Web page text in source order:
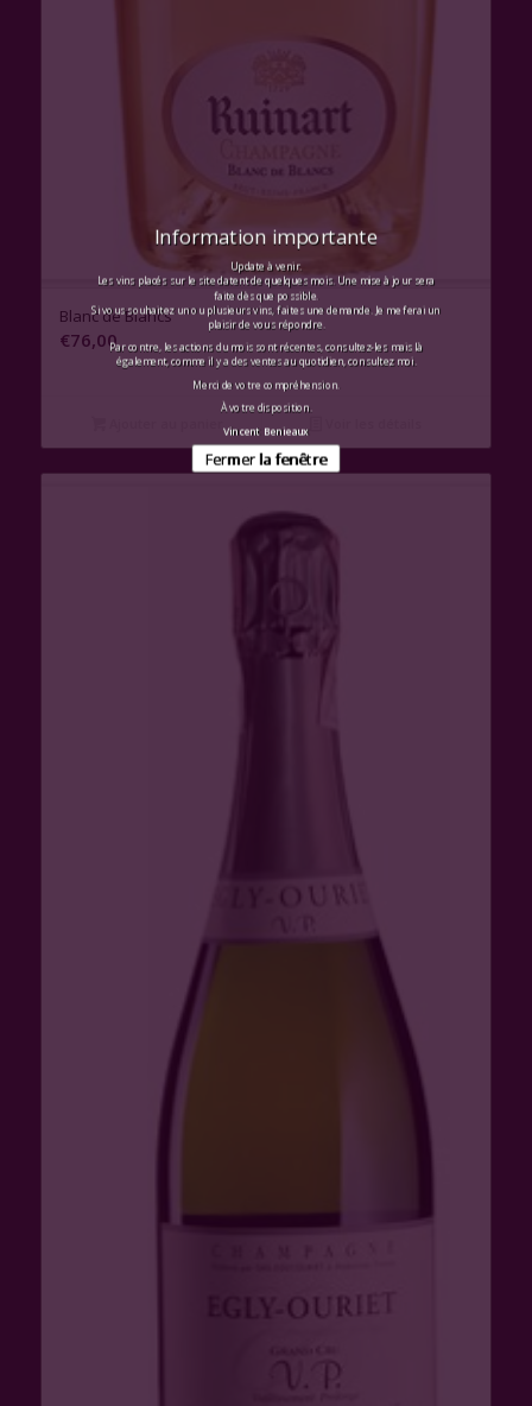
Blanc de Blancs
€76,00
Information importante
Update à venir.
Les vins placés sur le site datent de quelques mois. Une mise à jour sera
faite dès que possible.
Si vous souhaitez un ou plusieurs vins, faites une demande. Je me ferai un
plaisir de vous répondre.
Par contre, les actions du mois sont récentes, consultez-les mais là
également, comme il y a des ventes au quotidien, consultez moi.
Merci de votre compréhension.
À votre disposition.
Vincent Benieaux
Fermer la fenêtre